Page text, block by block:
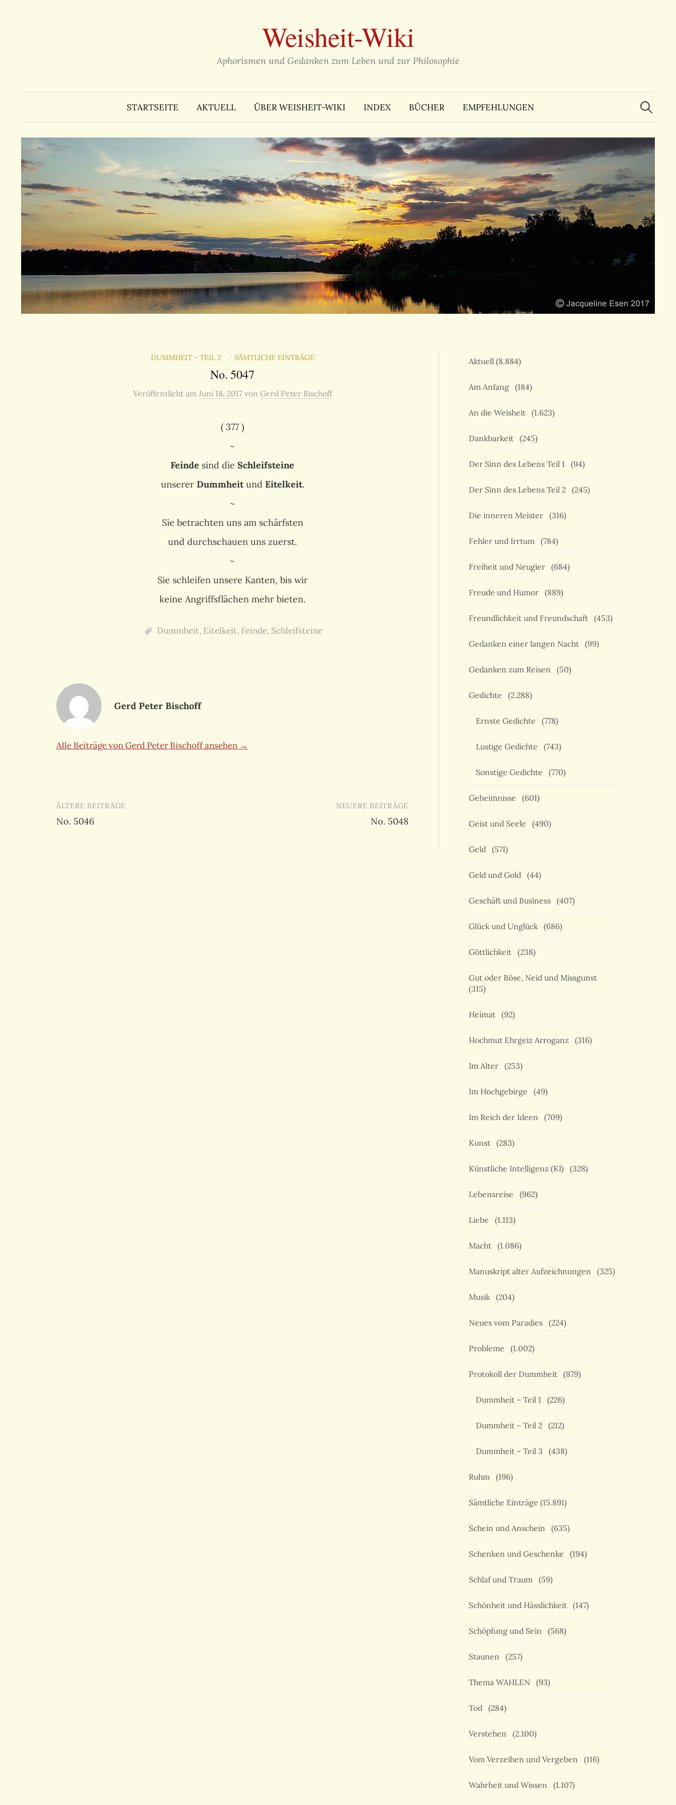
Weisheit-Wiki
Aphorismen und Gedanken zum Leben und zur Philosophie
STARTSEITE AKTUELL ÜBER WEISHEIT-WIKI INDEX BÜCHER EMPFEHLUNGEN
Suchen
nach:
DUMMHEIT - TEIL 2 / SÄMTLICHE EINTRÄGE
No. 5047
Veröffentlicht am Juni 18, 2017 von Gerd Peter Bischoff
( 377 )
~
Feinde sind die Schleifsteine
unserer DummheitundEitelkeit.
~
Sie betrachten uns am schärfsten
und durchschauen uns zuerst.
~
Sie schleifen unsere Kanten, bis wir
keine Angriffsflächen mehr bieten.
Dummheit, Eitelkeit, Feinde, Schleifsteine
Gerd Peter Bischoff
Alle Beiträge von Gerd Peter Bischoff ansehen →
Beitragsnavigation
ÄLTERE BEITRÄGE
No. 5046
NEUERE BEITRÄGE
No. 5048
Aktuell (8.884)
Am Anfang (184)
An die Weisheit (1.623)
Dankbarkeit (245)
Der Sinn des Lebens Teil 1 (94)
Der Sinn des Lebens Teil 2 (245)
Die inneren Meister (316)
Fehler und Irrtum (784)
Freiheit und Neugier (684)
Freude und Humor (889)
Freundlichkeit und Freundschaft (453)
Gedanken einer langen Nacht (99)
Gedanken zum Reisen (50)
Gedichte (2.288)
Ernste Gedichte (778)
Lustige Gedichte (743)
Sonstige Gedichte (770)
Geheimnisse (601)
Geist und Seele (490)
Geld (571)
Geld und Gold (44)
Geschäft und Business (407)
Glück und Unglück (686)
Göttlichkeit (238)
Gut oder Böse, Neid und Missgunst
(315)
Heimat (92)
Hochmut Ehrgeiz Arroganz (316)
Im Alter (253)
Im Hochgebirge (49)
Im Reich der Ideen (709)
Kunst (283)
Künstliche Intelligenz (KI) (328)
Lebensreise (962)
Liebe (1.113)
Macht (1.086)
Manuskript alter Aufzeichnungen (325)
Musik (204)
Neues vom Paradies (224)
Probleme (1.002)
Protokoll der Dummheit (879)
Dummheit – Teil 1 (226)
Dummheit – Teil 2 (212)
Dummheit – Teil 3 (438)
Ruhm (196)
Sämtliche Einträge (15.891)
Schein und Anschein (635)
Schenken und Geschenke (194)
Schlaf und Traum (59)
Schönheit und Hässlichkeit (147)
Schöpfung und Sein (568)
Staunen (257)
Thema WAHLEN (93)
Tod (284)
Verstehen (2.100)
Vom Verzeihen und Vergeben (116)
Wahrheit und Wissen (1.107)